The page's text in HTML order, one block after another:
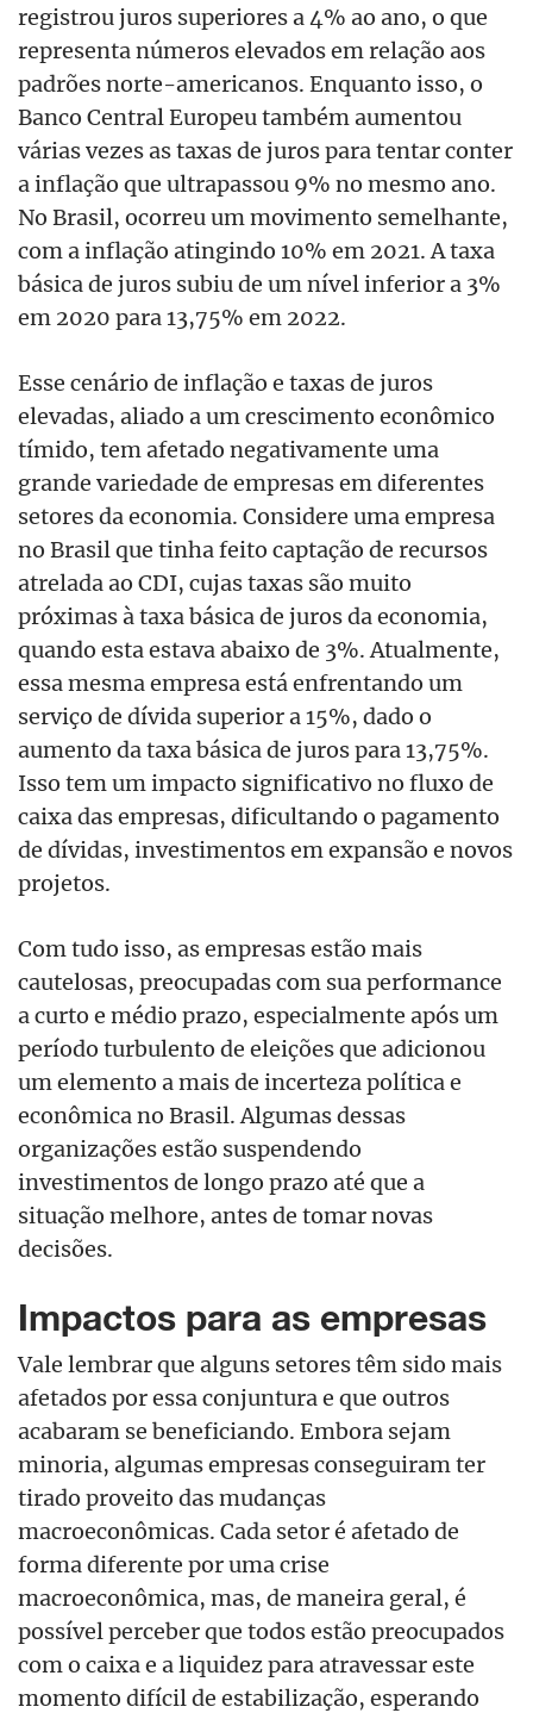
registrou juros superiores a 4% ao ano, o que
representa números elevados em relação aos
padrões norte-americanos. Enquanto isso, o
Banco Central Europeu também aumentou
várias vezes as taxas de juros para tentar conter
a inflação que ultrapassou 9% no mesmo ano.
No Brasil, ocorreu um movimento semelhante,
com a inflação atingindo 10% em 2021. A taxa
básica de juros subiu de um nível inferior a 3%
em 2020 para 13,75% em 2022.
Esse cenário de inflação e taxas de juros
elevadas, aliado a um crescimento econômico
tímido, tem afetado negativamente uma
grande variedade de empresas em diferentes
setores da economia. Considere uma empresa
no Brasil que tinha feito captação de recursos
atrelada ao CDI, cujas taxas são muito
próximas à taxa básica de juros da economia,
quando esta estava abaixo de 3%. Atualmente,
essa mesma empresa está enfrentando um
serviço de dívida superior a 15%, dado o
aumento da taxa básica de juros para 13,75%.
Isso tem um impacto significativo no fluxo de
caixa das empresas, dificultando o pagamento
de dívidas, investimentos em expansão e novos
projetos.
Com tudo isso, as empresas estão mais
cautelosas, preocupadas com sua performance
a curto e médio prazo, especialmente após um
período turbulento de eleições que adicionou
um elemento a mais de incerteza política e
econômica no Brasil. Algumas dessas
organizações estão suspendendo
investimentos de longo prazo até que a
situação melhore, antes de tomar novas
decisões.
Impactos para as empresas
Vale lembrar que alguns setores têm sido mais
afetados por essa conjuntura e que outros
acabaram se beneficiando. Embora sejam
minoria, algumas empresas conseguiram ter
tirado proveito das mudanças
macroeconômicas. Cada setor é afetado de
forma diferente por uma crise
macroeconômica, mas, de maneira geral, é
possível perceber que todos estão preocupados
com o caixa e a liquidez para atravessar este
momento difícil de estabilização, esperando